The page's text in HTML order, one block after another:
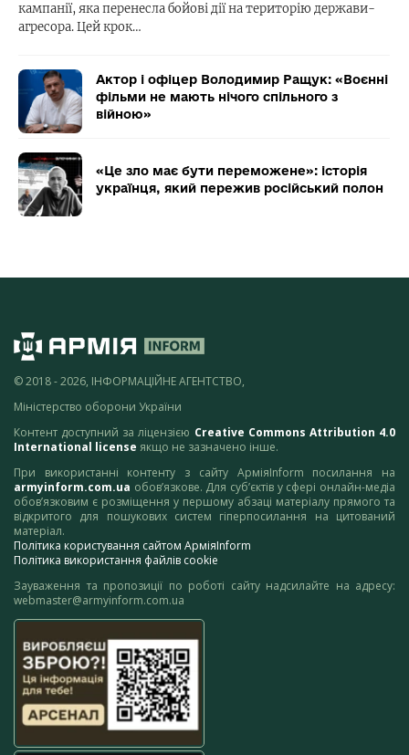
кампанії, яка перенесла бойові дії на територію держави-
агресора. Цей крок…
Актор і офіцер Володимир Ращук: «Воєнні
фільми не мають нічого спільного з
війною»
«Це зло має бути переможене»: історія
українця, який пережив російський полон
© 2018 - 2026, ІНФОРМАЦІЙНЕ АГЕНТСТВО,
Міністерство оборони України
Контент доступний за ліцензією Creative Commons Attribution 4.0
International license якщо не зазначено інше.
При використанні контенту з сайту АрміяInform посилання на
armyinform.com.ua обов’язкове. Для суб’єктів у сфері онлайн-медіа
обов’язковим є розміщення у першому абзаці матеріалу прямого та
відкритого для пошукових систем гіперпосилання на цитований
матеріал.
Політика користування сайтом АрміяInform
Політика використання файлів cookie
Зауваження та пропозиції по роботі сайту надсилайте на адресу:
webmaster@armyinform.com.ua